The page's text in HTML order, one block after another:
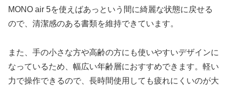
MONO air 5を使えばあっという間に綺麗な状態に戻せる
ので、清潔感のある書類を維持できています。
また、手の小さな方や高齢の方にも使いやすいデザインに
なっているため、幅広い年齢層におすすめできます。軽い
力で操作できるので、長時間使用しても疲れにくいのが大